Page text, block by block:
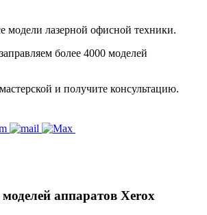
модели лазерной офисной техники.
более 4000 моделей
и получите консультацию.
аппаратов Xerox